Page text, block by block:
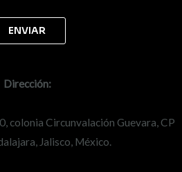
Dirección:
colonia Circunvalación Guevara, CP
Jalisco, México.